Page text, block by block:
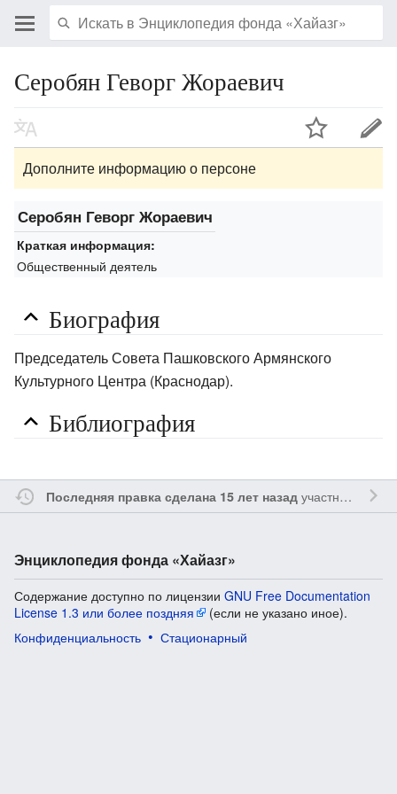
Серобян Геворг Жораевич
Дополните информацию о персоне
Серобян Геворг Жораевич
Краткая информация:
Общественный деятель
Биография
Председатель Совета Пашковского Армянского
Культурного Центра (Краснодар).
Библиография
Последняя правка сделана 15 лет назадучастником
Энциклопедия фонда «Хайазг»
Содержание доступно по лицензии GNU Free Documentation
License 1.3 или более поздняя
(если не указано иное).
Конфиденциальность
Стационарный